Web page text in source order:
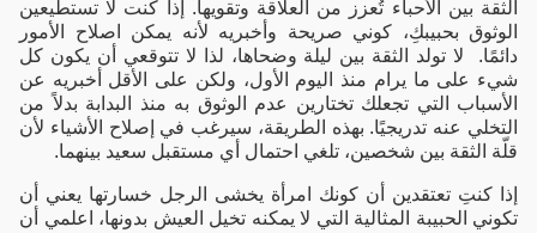
الثقة بين الأحباء تُعزز من العلاقة وتقويها. إذا كنت لا تستطيعين
الوثوق بحبيبكِ، كوني صريحة وأخبريه لأنه يمكن اصلاح الأمور
دائمًا. لا تولد الثقة بين ليلة وضحاها، لذا لا تتوقعي أن يكون كل
شيء على ما يرام منذ اليوم الأول، ولكن على الأقل أخبريه عن
الأسباب التي تجعلك تختارين عدم الوثوق به منذ البدابة بدلاً من
التخلي عنه تدريجيًا. بهذه الطريقة، سيرغب في إصلاح الأشياء لأن
قلّة الثقة بين شخصين، تلغي احتمال أي مستقبل سعيد بينهما.
إذا كنتِ تعتقدين أن كونك امرأة يخشى الرجل خسارتها يعني أن
تكوني الحبيبة المثالية التي لا يمكنه تخيل العيش بدونها، اعلمي أن